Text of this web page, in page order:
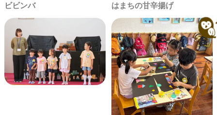
ビビンバ はまちの甘辛揚げ